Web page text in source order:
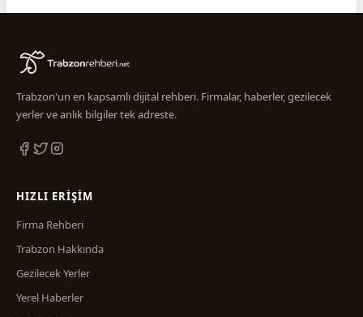
Trabzon'un en kapsamlı dijital rehberi. Firmalar, haberler, gezilecek
yerler ve anlık bilgiler tek adreste.
HIZLI ERIŞIM
Firma Rehberi
Trabzon Hakkında
Gezilecek Yerler
Yerel Haberler